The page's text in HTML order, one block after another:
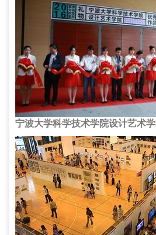
宁波大学科学技术学院设计艺术